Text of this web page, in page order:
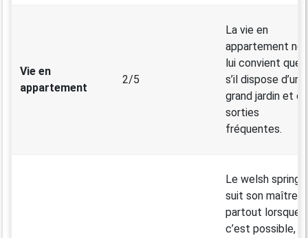
Vie en
appartement
2/5
La vie en
appartement ne
lui convient que
s’il dispose d’un
grand jardin et de
sorties
fréquentes.
Le welsh
suit son maître
partout lorsque
c’est possible,